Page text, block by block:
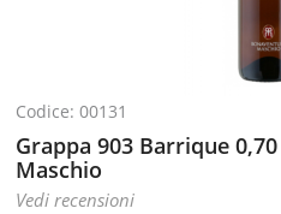
Codice: 00131
Grappa 903 Barrique
Maschio
Vedi recensioni